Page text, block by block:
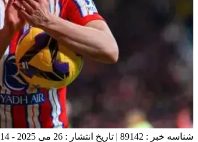
شناسه خبر : 89142 | تاریخ انتشار : 26 می 2025 - 8:14 | 68 بازدید | تعداد دیدگاه :